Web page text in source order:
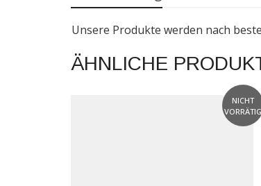
Unsere Produkte werden nach
ÄHNLICHE
NICHT
VORRÄTIG